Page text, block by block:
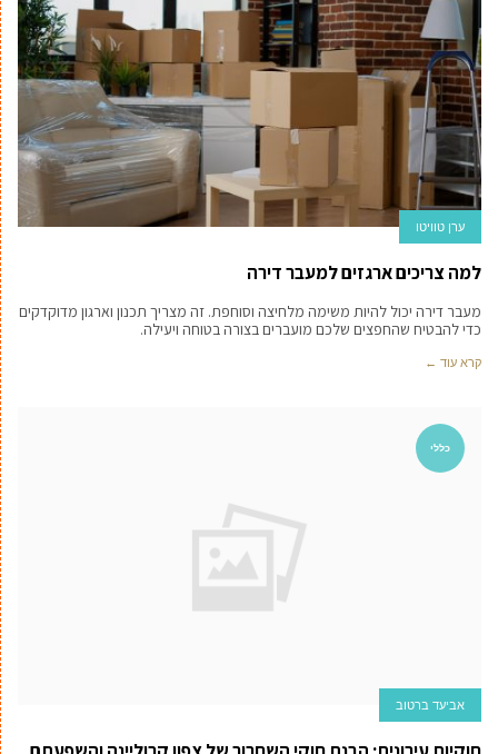
ערן טוויטו
למה צריכים ארגזים למעבר דירה
מעבר דירה יכול להיות משימה מלחיצה וסוחפת. זה מצריך תכנון וארגון מדוקדקים
כדי להבטיח שהחפצים שלכם מועברים בצורה בטוחה ויעילה.
קרא עוד ←
כללי
אביעד ברטוב